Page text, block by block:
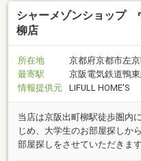
シャーメゾンショップ
柳店
所在地
京都府京都市左
最寄駅
京阪電気鉄道鴨
情報提供元
LIFULL HOME'S
当店は京阪出町柳駅徒歩圏内
じめ、大学生のお部屋探しか
部屋探しをさせていただきま